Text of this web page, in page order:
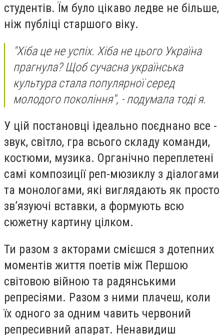
студентів. Їм було цікаво ледве не більше,
ніж публіці старшого віку.
"Хіба це не успіх. Хіба не цього Україна
прагнула? Щоб сучасна українська
культура стала популярної серед
молодого покоління", - подумала тоді я.
У цій постановці ідеально поєднано все -
звук, світло, гра всього складу команди,
костюми, музика. Органічно переплетені
самі композиції реп-мюзиклу з діалогами
та монологами, які виглядають як просто
звʼязуючі вставки, а формують всю
сюжетну картину цілком.
Ти разом з акторами смієшся з дотепних
моментів життя поетів між Першою
світовою війною та радянськими
репресіями. Разом з ними плачеш, коли
їх одного за одним чавить червоний
репресивний апарат. Ненавидиш